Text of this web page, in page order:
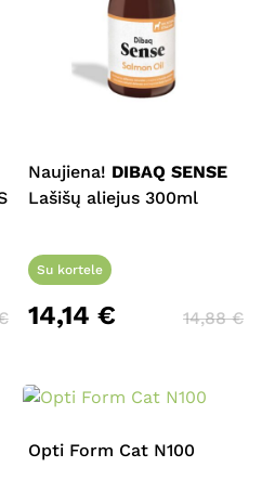
Naujiena! DIBAQ SENSE
Lašišų aliejus 300ml
Su kortele
14,14€ 14,88€
Opti Form Cat N100